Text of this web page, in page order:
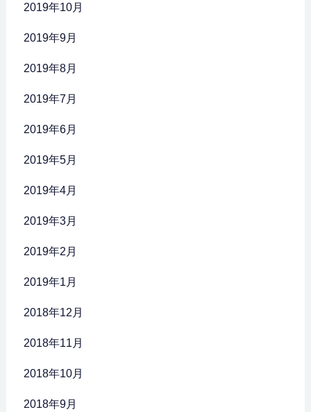
2019年10月
2019年9月
2019年8月
2019年7月
2019年6月
2019年5月
2019年4月
2019年3月
2019年2月
2019年1月
2018年12月
2018年11月
2018年10月
2018年9月